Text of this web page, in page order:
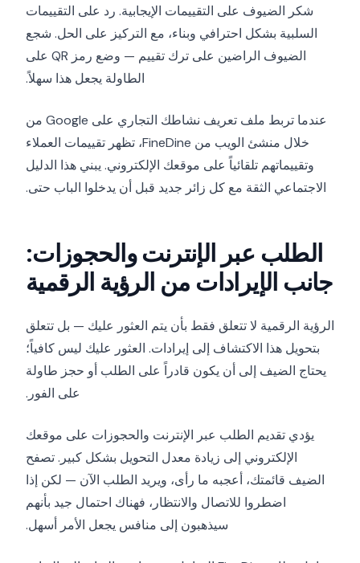
شكر الضيوف على التقييمات الإيجابية. رد على التقييمات
السلبية بشكل احترافي وبناء، مع التركيز على الحل. شجع
الضيوف الراضين على ترك تقييم — وضع رمز QR على
الطاولة يجعل هذا سهلاً.
عندما تربط ملف تعريف نشاطك التجاري على Google من
خلال منشئ الويب من FineDine، تظهر تقييمات العملاء
وتقييماتهم تلقائياً على موقعك الإلكتروني. يبني هذا الدليل
الاجتماعي الثقة مع كل زائر جديد قبل أن يدخلوا الباب حتى.
الطلب عبر الإنترنت والحجوزات:
جانب الإيرادات من الرؤية الرقمية
الرؤية الرقمية لا تتعلق فقط بأن يتم العثور عليك — بل تتعلق
بتحويل هذا الاكتشاف إلى إيرادات. العثور عليك ليس كافياً؛
يحتاج الضيف إلى أن يكون قادراً على الطلب أو حجز طاولة
على الفور.
يؤدي تقديم الطلب عبر الإنترنت والحجوزات على موقعك
الإلكتروني إلى زيادة معدل التحويل بشكل كبير. تصفح
الضيف قائمتك، أعجبه ما رأى، ويريد الطلب الآن — لكن إذا
اضطروا للاتصال والانتظار، فهناك احتمال جيد بأنهم
سيذهبون إلى منافس يجعل الأمر أسهل.